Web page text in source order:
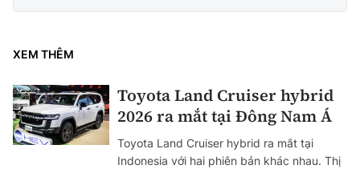
XEM THÊM
Toyota Land Cruiser hybrid
2026 ra mắt tại Đông Nam Á
Toyota Land Cruiser hybrid ra mắt tại
Indonesia với hai phiên bản khác nhau. Thị